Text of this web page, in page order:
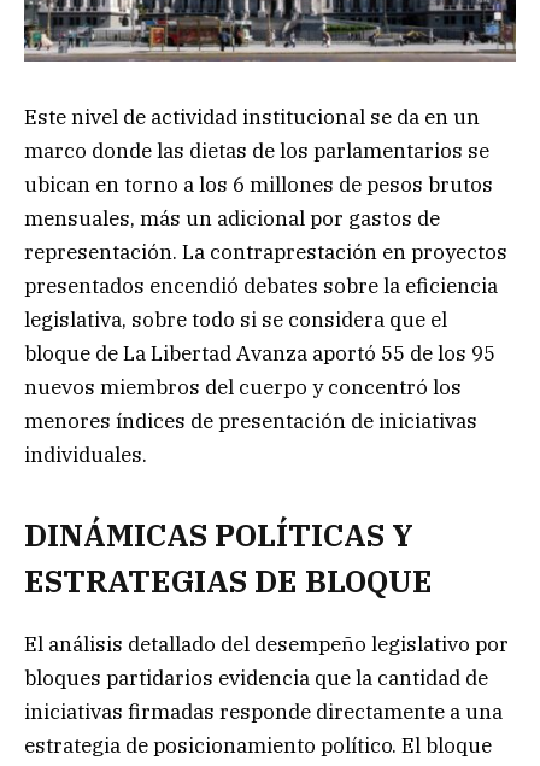
Este nivel de actividad institucional se da en un
marco donde las dietas de los parlamentarios se
ubican en torno a los 6 millones de pesos brutos
mensuales, más un adicional por gastos de
representación. La contraprestación en proyectos
presentados encendió debates sobre la eficiencia
legislativa, sobre todo si se considera que el
bloque de La Libertad Avanza aportó 55 de los 95
nuevos miembros del cuerpo y concentró los
menores índices de presentación de iniciativas
individuales.
DINÁMICAS POLÍTICAS Y
ESTRATEGIAS DE BLOQUE
El análisis detallado del desempeño legislativo por
bloques partidarios evidencia que la cantidad de
iniciativas firmadas responde directamente a una
estrategia de posicionamiento político. El bloque